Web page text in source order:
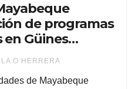
de programas
Güines
LA O HERRERA
de Mayabeque